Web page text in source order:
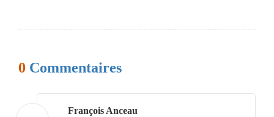
t
o
0 Commentaires
François Anceau